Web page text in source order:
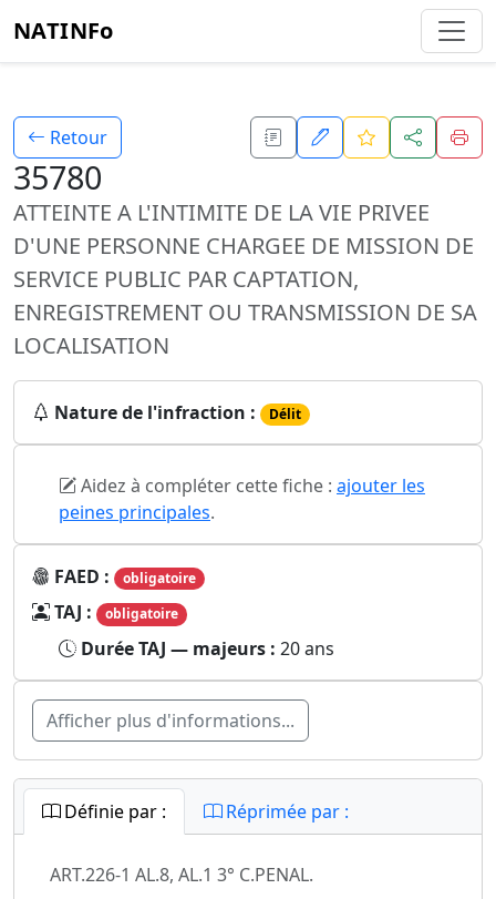
NATINFo
Retour
35780
ATTEINTE A L'INTIMITE DE LA VIE PRIVEE
D'UNE PERSONNE CHARGEE DE MISSION DE
SERVICE PUBLIC PAR CAPTATION,
ENREGISTREMENT OU TRANSMISSION DE SA
LOCALISATION
Nature de l'infraction : Délit
Aidez à compléter cette fiche : ajouter les
peines principales.
FAED : obligatoire
TAJ : obligatoire
Durée TAJ — majeurs : 20 ans
Afficher plus d'informations...
Définie par : Réprimée par :
ART.226-1 AL.8, AL.1 3° C.PENAL.